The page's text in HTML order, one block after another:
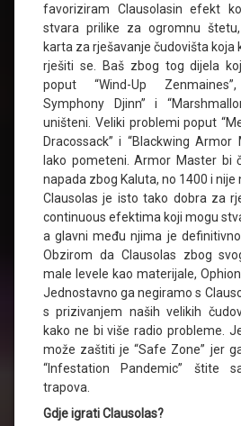
favoriziram Clausolasin efekt
stvara prilike za ogromnu
karta za rješavanje čudovišta koja
rješiti se. Baš zbog tog dijela
poput “Wind-Up
Symphony Djinn” i
uništeni. Veliki problemi poput
Dracossack” i “Blackwing
lako pometeni. Armor Master bi
napada zbog Kaluta, no 1400 i nije
Clausolas je isto tako dobra za
continuous efektima koji mogu
a glavni među njima je definitivno
Obzirom da Clausolas zbog
male levele kao materijale,
Jednostavno ga negiramo s
s prizivanjem naših velikih
kako ne bi više radio probleme.
može zaštiti je “Safe Zone” jer
“Infestation Pandemic” štite
trapova.
Gdje igrati Clausolas?